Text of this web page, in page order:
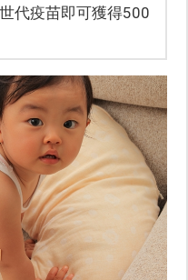
代疫苗即可獲得500